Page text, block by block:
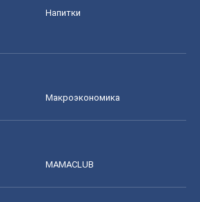
Напитки
Mакроэкономика
MAMACLUB